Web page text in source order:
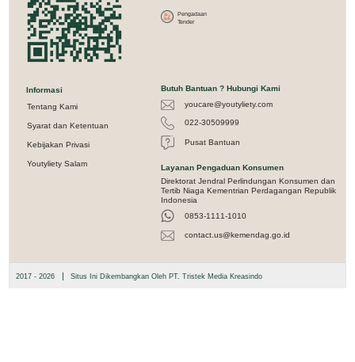
Pengadaan
Tender
Informasi
Tentang Kami
Syarat dan Ketentuan
Kebijakan Privasi
Youtyliety Salam
Butuh Bantuan ? Hubungi Kami
youcare@youtyliety.com
022-30509999
Pusat Bantuan
Layanan Pengaduan Konsumen
Direktorat Jendral Perlindungan Konsumen dan
Tertib Niaga Kementrian Perdagangan Republik
Indonesia
0853-1111-1010
contact.us@kemendag.go.id
2017 - 2026 | Situs Ini Dikembangkan Oleh PT. Tristek Media Kreasindo